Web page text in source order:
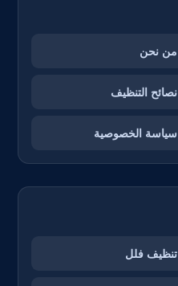
من نحن
نصائح التنظيف
سياسة الخصوصية
تنظيف فلل